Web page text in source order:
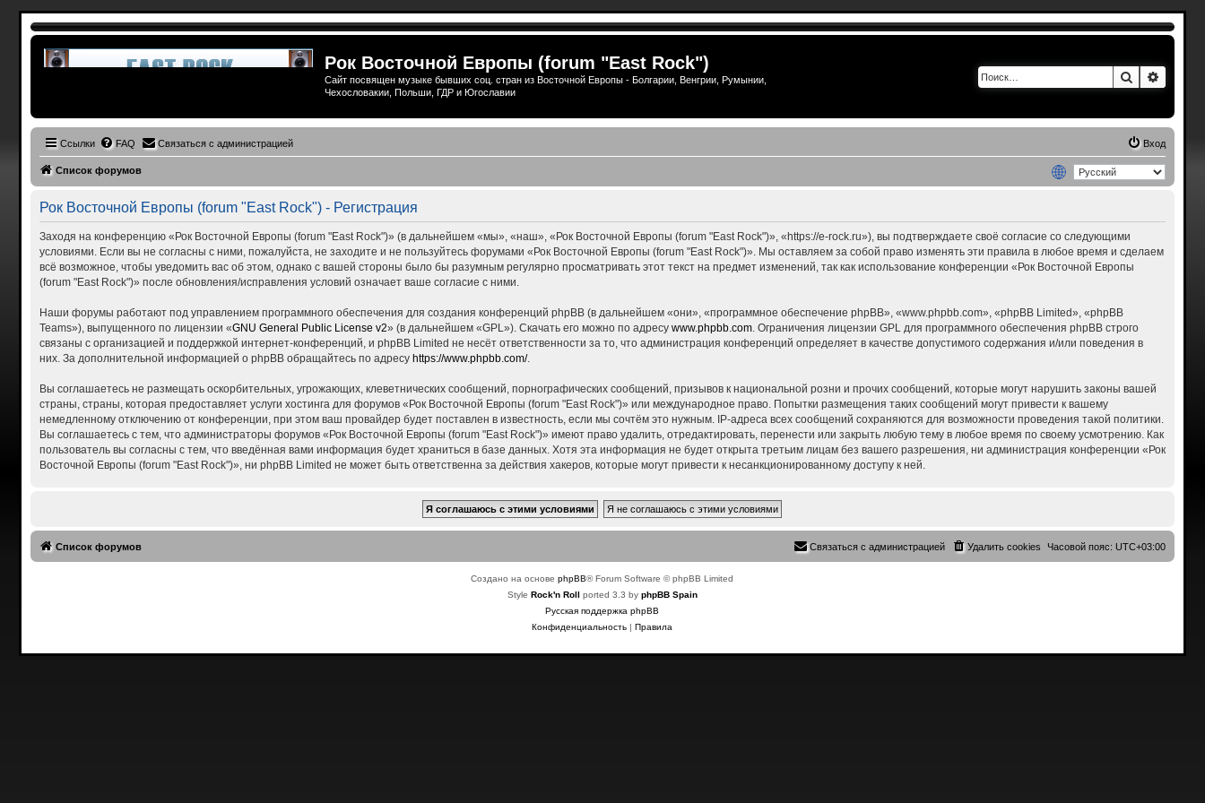
Рок Восточной Европы (forum "East Rock")
Сайт посвящен музыке бывших соц. стран из Восточной Европы - Болгарии, Венгрии, Румынии,
Чехословакии, Польши, ГДР и Югославии
Поиск
Ссылки FAQ Связаться с администрацией Вход
Список форумов
Рок Восточной Европы (forum "East Rock") - Регистрация
Заходя на конференцию «Рок Восточной Европы (forum "East Rock")» (в дальнейшем «мы», «наш», «Рок Восточной Европы (forum "East Rock")», «https://e-rock.ru»), вы подтверждаете своё согласие со следующими
условиями. Если вы не согласны с ними, пожалуйста, не заходите и не пользуйтесь форумами «Рок Восточной Европы (forum "East Rock")». Мы оставляем за собой право изменять эти правила в любое время и сделаем
всё возможное, чтобы уведомить вас об этом, однако с вашей стороны было бы разумным регулярно просматривать этот текст на предмет изменений, так как использование конференции «Рок Восточной Европы
(forum "East Rock")» после обновления/исправления условий означает ваше согласие с ними.
Наши форумы работают под управлением программного обеспечения для создания конференций phpBB (в дальнейшем «они», «программное обеспечение phpBB», «www.phpbb.com», «phpBB Limited», «phpBB
Teams»), выпущенного по лицензии «GNU General Public License v2» (в дальнейшем «GPL»). Скачать его можно по адресу www.phpbb.com. Ограничения лицензии GPL для программного обеспечения phpBB строго
связаны с организацией и поддержкой интернет-конференций, и phpBB Limited не несёт ответственности за то, что администрация конференций определяет в качестве допустимого содержания и/или поведения в
них. За дополнительной информацией о phpBB обращайтесь по адресу https://www.phpbb.com/.
Вы соглашаетесь не размещать оскорбительных, угрожающих, клеветнических сообщений, порнографических сообщений, призывов к национальной розни и прочих сообщений, которые могут нарушить законы вашей
страны, страны, которая предоставляет услуги хостинга для форумов «Рок Восточной Европы (forum "East Rock")» или международное право. Попытки размещения таких сообщений могут привести к вашему
немедленному отключению от конференции, при этом ваш провайдер будет поставлен в известность, если мы сочтём это нужным. IP-адреса всех сообщений сохраняются для возможности проведения такой политики.
Вы соглашаетесь с тем, что администраторы форумов «Рок Восточной Европы (forum "East Rock")» имеют право удалить, отредактировать, перенести или закрыть любую тему в любое время по своему усмотрению. Как
пользователь вы согласны с тем, что введённая вами информация будет храниться в базе данных. Хотя эта информация не будет открыта третьим лицам без вашего разрешения, ни администрация конференции «Рок
Восточной Европы (forum "East Rock")», ни phpBB Limited не может быть ответственна за действия хакеров, которые могут привести к несанкционированному доступу к ней.
Список форумов Часовой пояс:UTC+03:00
Удалить cookies
Связаться с администрацией
Создано на основеphpBB® Forum Software © phpBB Limited
Style Rock'n Roll ported 3.3 by phpBB Spain
Русская поддержка phpBB
Конфиденциальность |Правила